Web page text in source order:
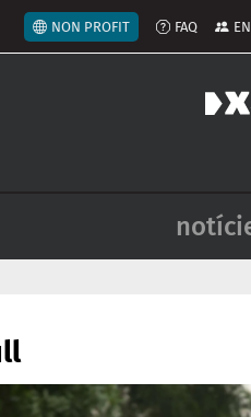
Menú del
NON PROFIT FAQ